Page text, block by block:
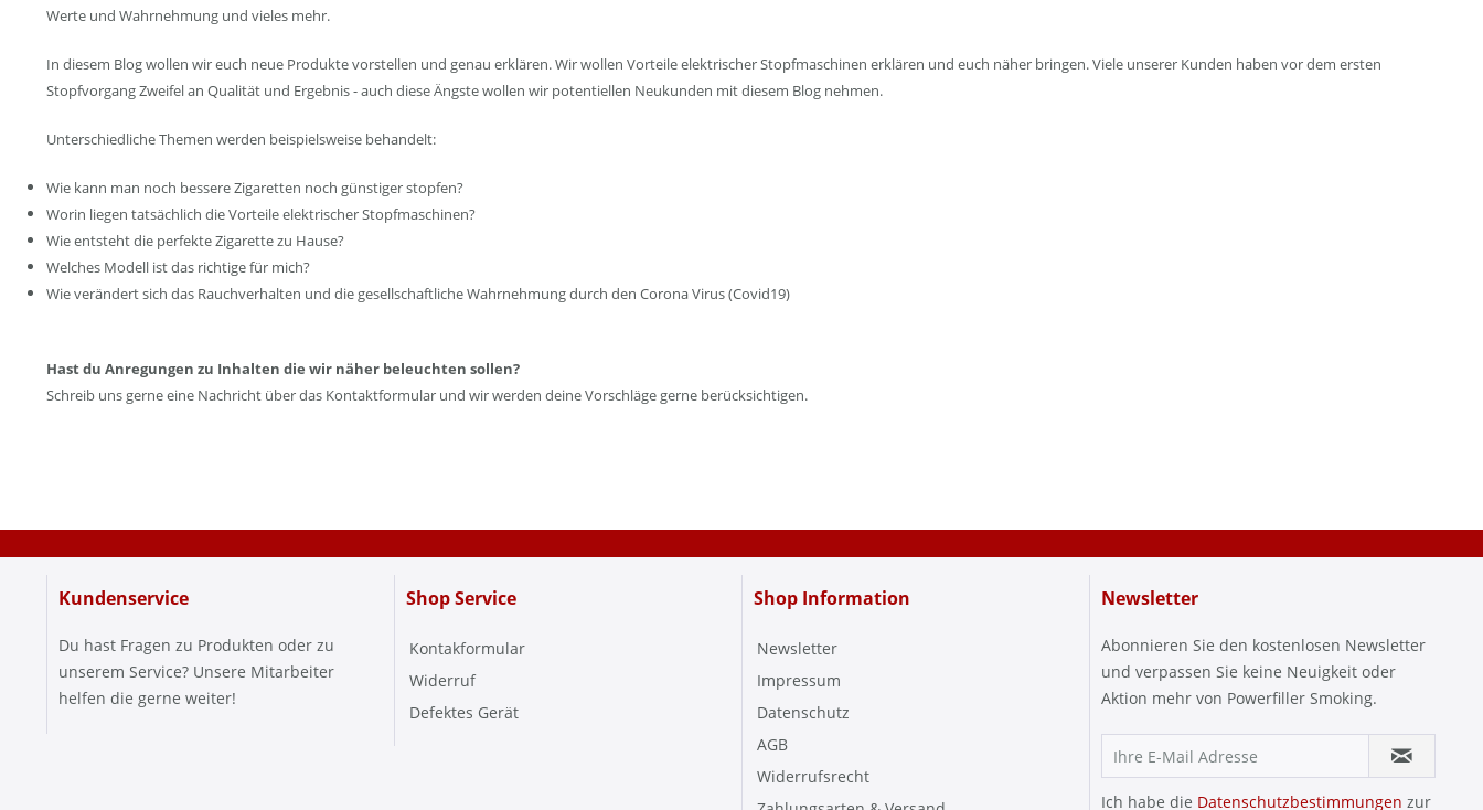
Werte und Wahrnehmung und vieles mehr.
In diesem Blog wollen wir euch neue Produkte vorstellen und genau erklären. Wir wollen Vorteile elektrischer Stopfmaschinen erklären und euch näher bringen. Viele unserer Kunden haben vor dem ersten
Stopfvorgang Zweifel an Qualität und Ergebnis - auch diese Ängste wollen wir potentiellen Neukunden mit diesem Blog nehmen.
Unterschiedliche Themen werden beispielsweise behandelt:
Wie kann man noch bessere Zigaretten noch günstiger stopfen?
Worin liegen tatsächlich die Vorteile elektrischer Stopfmaschinen?
Wie entsteht die perfekte Zigarette zu Hause?
Welches Modell ist das richtige für mich?
Wie verändert sich das Rauchverhalten und die gesellschaftliche Wahrnehmung durch den Corona Virus (Covid19)
Hast du Anregungen zu Inhalten die wir näher beleuchten sollen?
Schreib uns gerne eine Nachricht über das Kontaktformular und wir werden deine Vorschläge gerne berücksichtigen.
Kundenservice
Du hast Fragen zu Produkten oder zu
unserem Service? Unsere Mitarbeiter
helfen die gerne weiter!
Shop Service
Kontakformular
Widerruf
Defektes Gerät
Shop Information
Newsletter
Impressum
Datenschutz
AGB
Widerrufsrecht
Newsletter
Abonnieren Sie den kostenlosen Newsletter
und verpassen Sie keine Neuigkeit oder
Aktion mehr von Powerfiller Smoking.
Ich habe die Datenschutzbestimmungen zur